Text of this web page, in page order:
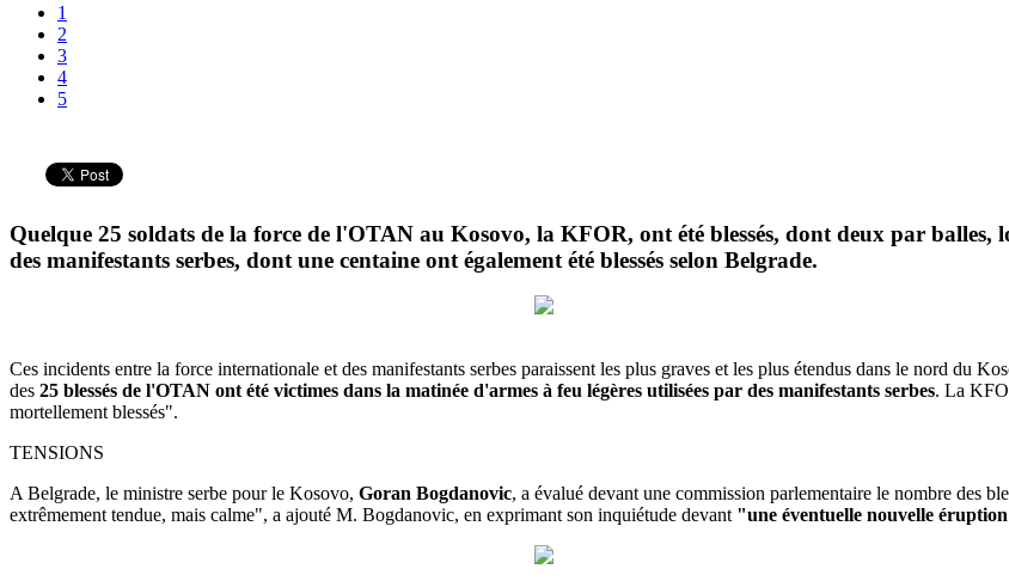
1
2
3
4
5
Quelque 25 soldats de la force de l'OTAN au Kosovo, la KFOR, ont été blessés, dont deux par
des manifestants serbes, dont une centaine ont également été blessés selon Belgrade.
Ces incidents entre la force internationale et des manifestants serbes paraissent les plus graves et les plus étendus dans le nord du
des 25 blessés de l'OTAN ont été victimes dans la matinée d'armes à feu légères utilisées par des manifestants serbes. La
mortellement blessés".
TENSIONS
A Belgrade, le ministre serbe pour le Kosovo, Goran Bogdanovic, a évalué devant une commission parlementaire le nombre des
extrêmement tendue, mais calme", a ajouté M. Bogdanovic, en exprimant son inquiétude devant "une éventuelle nouvelle